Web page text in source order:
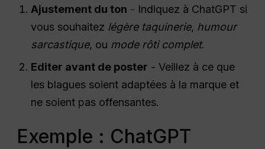
Ajustement du ton - Indiquez à ChatGPT si
vous souhaitez légère taquinerie, humour
sarcastique, ou mode rôti complet.
Editer avant de poster - Veillez à ce que
les blagues soient adaptées à la marque et
ne soient pas offensantes.
Exemple : ChatGPT